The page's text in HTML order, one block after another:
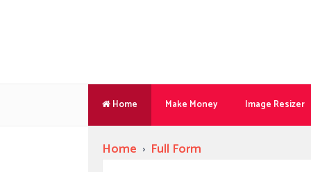
Home Make Money Image Resizer
Home › Full Form